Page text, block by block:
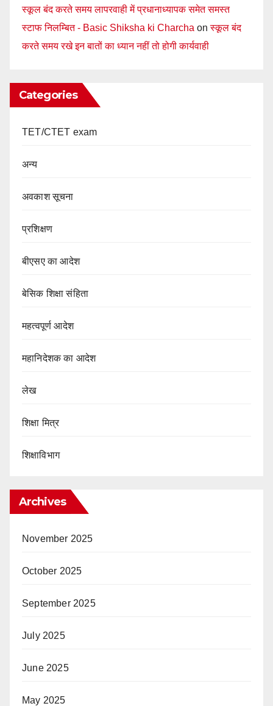
स्कूल बंद करते समय लापरवाही में प्रधानाध्यापक समेत समस्त
स्टाफ निलम्बित - Basic Shiksha ki Charcha onस्कूल बंद
करते समय रखे इन बातों का ध्यान नहीं तो होगी कार्यवाही
Categories
TET/CTET exam
अन्य
अवकाश सूचना
प्रशिक्षण
बीएसए का आदेश
बेसिक शिक्षा संहिता
महत्वपूर्ण आदेश
महानिदेशक का आदेश
लेख
शिक्षा मित्र
शिक्षाविभाग
Archives
November 2025
October 2025
September 2025
July 2025
June 2025
May 2025